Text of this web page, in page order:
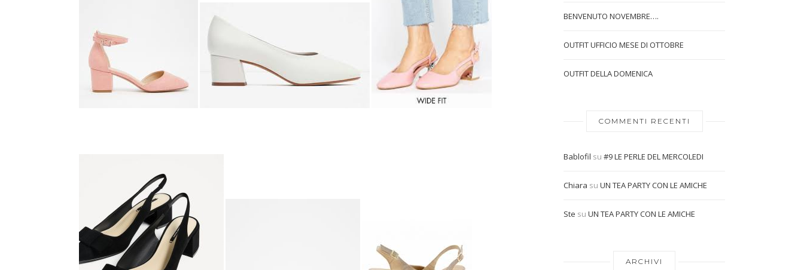
BENVENUTO NOVEMBRE….
OUTFIT UFFICIO MESE DI OTTOBRE
OUTFIT DELLA DOMENICA
COMMENTI RECENTI
Bablofil su #9 LE PERLE DEL MERCOLEDI
Chiara su UN TEA PARTY CON LE AMICHE
Ste su UN TEA PARTY CON LE AMICHE
ARCHIVI